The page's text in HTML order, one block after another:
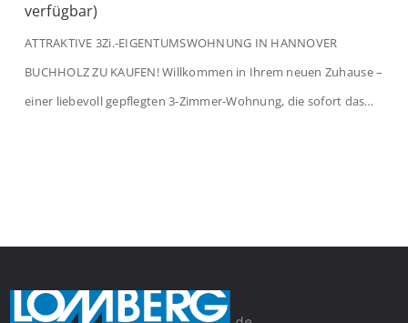
verfügbar)
ATTRAKTIVE 3Zi.-EIGENTUMSWOHNUNG IN HANNOVER
BUCHHOLZ ZU KAUFEN! Willkommen in Ihrem neuen Zuhause –
einer liebevoll gepflegten 3-Zimmer-Wohnung, die sofort das